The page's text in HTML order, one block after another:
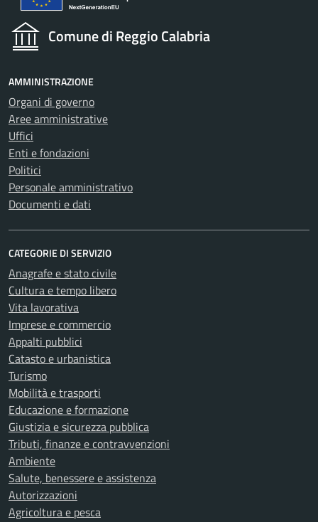
Comune di Reggio Calabria
AMMINISTRAZIONE
Organi di governo
Aree amministrative
Uffici
Enti e fondazioni
Politici
Personale amministrativo
Documenti e dati
CATEGORIE DI SERVIZIO
Anagrafe e stato civile
Cultura e tempo libero
Vita lavorativa
Imprese e commercio
Appalti pubblici
Catasto e urbanistica
Turismo
Mobilità e trasporti
Educazione e formazione
Giustizia e sicurezza pubblica
Tributi, finanze e contravvenzioni
Ambiente
Salute, benessere e assistenza
Autorizzazioni
Agricoltura e pesca